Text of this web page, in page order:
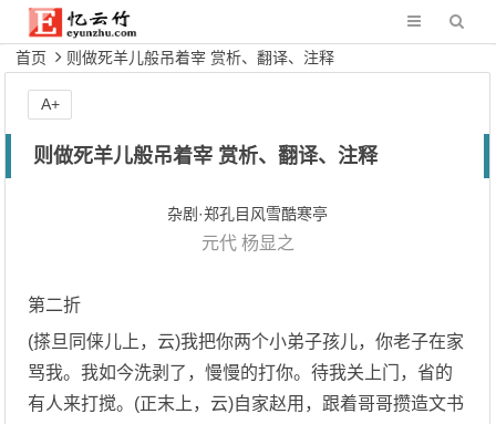
首页 则做死羊儿般吊着宰 赏析、翻译、注释
则做死羊儿般吊着宰 赏析、翻译、注释
杂剧·郑孔目风雪酷寒亭
元代 杨显之
第二折
(搽旦同俫儿上，云)我把你两个小弟子孩儿，你老子在家
骂我。我如今洗剥了，慢慢的打你。待我关上门，省的
有人来打搅。(正末上，云)自家赵用，跟着哥哥攒造文书
A+